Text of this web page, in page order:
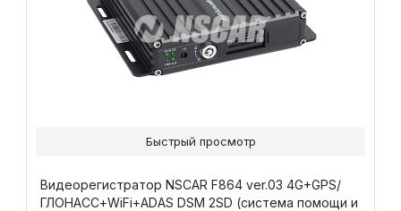
Видеорегистратор NSCAR F864 ver.03 4G+GPS/
ГЛОНАСС+WiFi+ADAS DSM 2SD (система помощи и
Быстрый просмотр